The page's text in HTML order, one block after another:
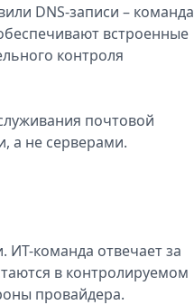
DNS-записи – команда
встроенные
контроля
почтовой
а не серверами.
ИТ-команда отвечает за
в контролируемом
провайдера.